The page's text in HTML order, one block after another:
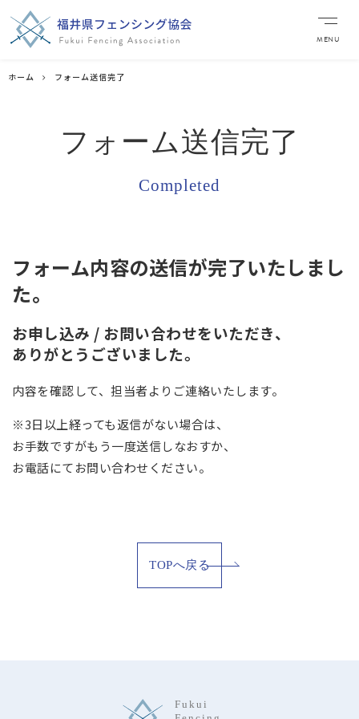
MENU
ホーム フォーム送信完了
フォーム送信完了
Completed
フォーム内容の送信が完了いたしまし
た。
お申し込み / お問い合わせをいただき、
ありがとうございました。
内容を確認して、担当者よりご連絡いたします。
※3日以上経っても返信がない場合は、
お手数ですがもう一度送信しなおすか、
お電話にてお問い合わせください。
TOPへ戻る